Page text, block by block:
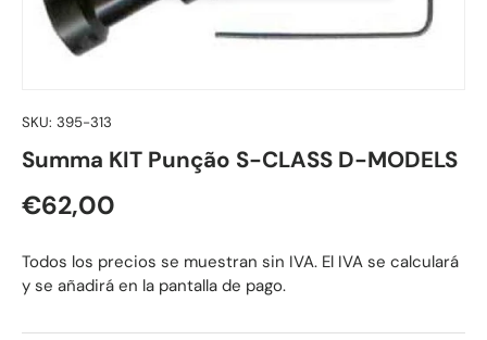
SKU: 395-313
Summa KIT Punção S-CLASS D-MODELS
Preço normal
€62,00
Todos los precios se muestran sin IVA. El IVA se calculará
y se añadirá en la pantalla de pago.